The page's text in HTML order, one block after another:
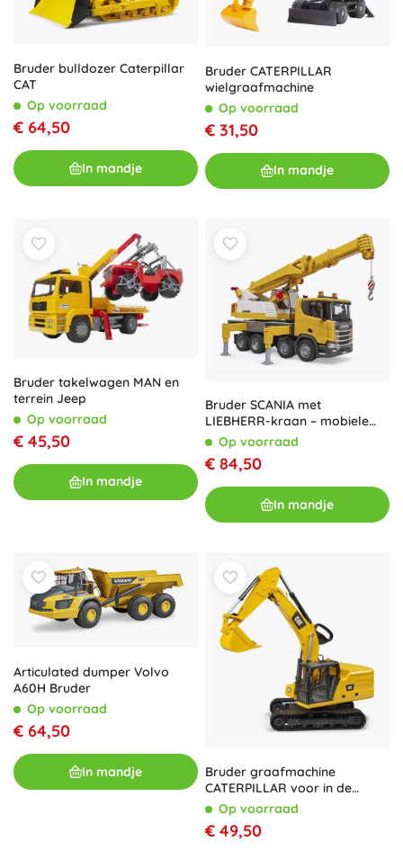
Bruder bulldozer Caterpillar
CAT
Op voorraad
€ 64,50
In mandje
Bruder CATERPILLAR
wielgraafmachine
Op voorraad
€ 31,50
In mandje
Bruder takelwagen MAN en
terrein Jeep
Op voorraad
€ 45,50
In mandje
Bruder SCANIA met
LIEBHERR-kraan – mobiele
kraan 1:16 met licht en geluid
Op voorraad
€ 84,50
In mandje
Articulated dumper Volvo
A60H Bruder
Op voorraad
€ 64,50
In mandje
Bruder graafmachine
CATERPILLAR voor in de
zandbak
Op voorraad
€ 49,50